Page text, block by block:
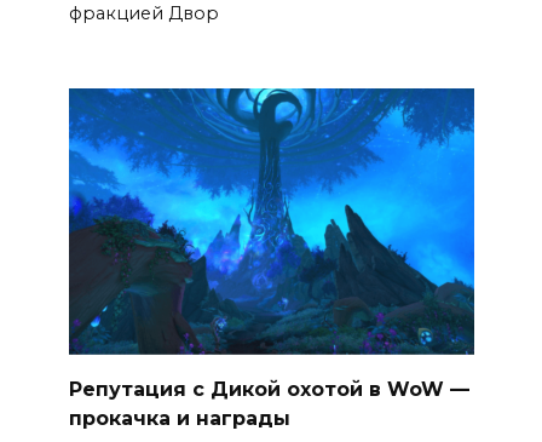
фракцией Двор
Репутация с Дикой охотой в WoW —
прокачка и награды